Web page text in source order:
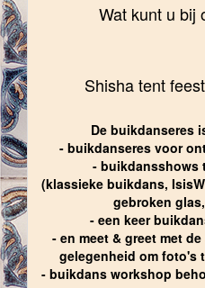
Wat kunt u bij
Shisha tent
De buikdanseres
- buikdanseres voor
- buikdansshows
(klassieke buikdans,
gebroken
- een keer
- en meet & greet met
gelegenheid om foto's
- buikdans workshop